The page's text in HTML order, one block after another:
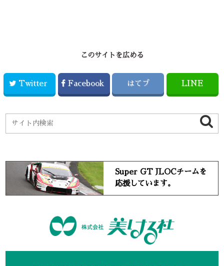
このサイトを広める
Twitter Facebook はてブ LINE
Super GT JLOCチームを
応援しています。